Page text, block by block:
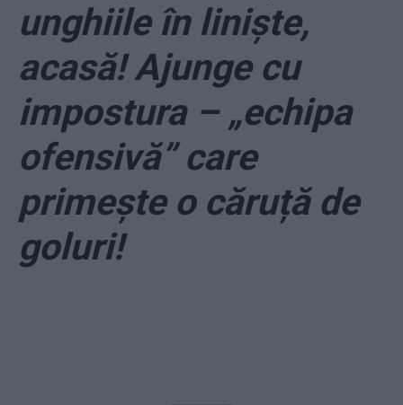
unghiile în liniște,
acasă! Ajunge cu
impostura – „echipa
ofensivă” care
primește o căruță de
goluri!